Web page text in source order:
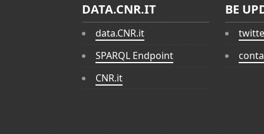
DATA.CNR.IT
data.CNR.it
SPARQL Endpoint
CNR.it
BE